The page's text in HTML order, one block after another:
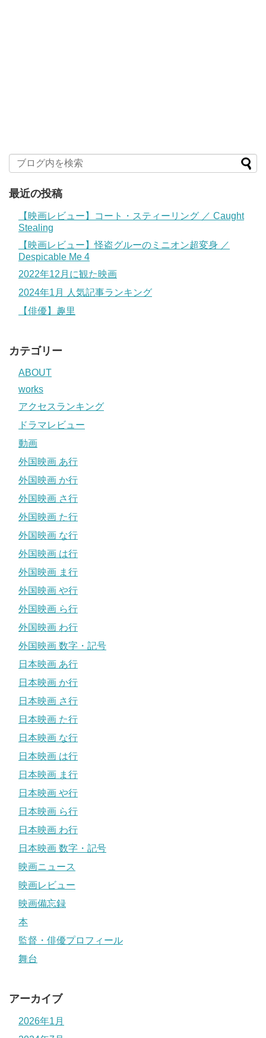
最近の投稿
【映画レビュー】コート・スティーリング ／ Caught
Stealing
【映画レビュー】怪盗グルーのミニオン超変身 ／
Despicable Me 4
2022年12月に観た映画
2024年1月 人気記事ランキング
【俳優】趣里
カテゴリー
ABOUT
works
アクセスランキング
ドラマレビュー
動画
外国映画 あ行
外国映画 か行
外国映画 さ行
外国映画 た行
外国映画 な行
外国映画 は行
外国映画 ま行
外国映画 や行
外国映画 ら行
外国映画 わ行
外国映画 数字・記号
日本映画 あ行
日本映画 か行
日本映画 さ行
日本映画 た行
日本映画 な行
日本映画 は行
日本映画 ま行
日本映画 や行
日本映画 ら行
日本映画 わ行
日本映画 数字・記号
映画ニュース
映画レビュー
映画備忘録
本
監督・俳優プロフィール
舞台
アーカイブ
2026年1月